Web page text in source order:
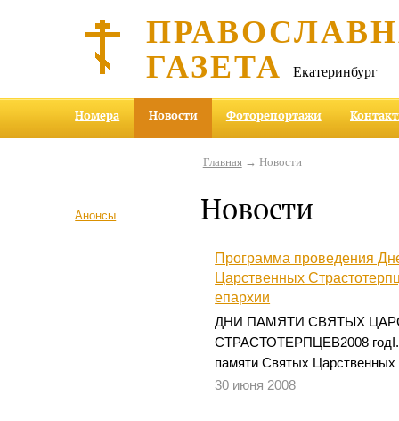
ГАЗЕТА Екатеринбург
Номера Новости Фоторепортажи
Анонсы
Главная→ Новости
Новости
Программа проведения
Царственных
епархии
ДНИ ПАМЯТИ СВЯТЫХ
СТРАСТОТЕРПЦЕВ2008 годI.
памяти Святых
30 июня 2008